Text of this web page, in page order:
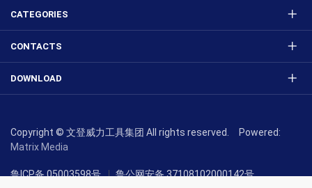
CATEGORIES
CONTACTS
DOWNLOAD
Copyright © 文登威力工具集团 All rights reserved. Powered:
Matrix Media
鲁ICP备 05003598号 鲁公网安备 37108102000142号